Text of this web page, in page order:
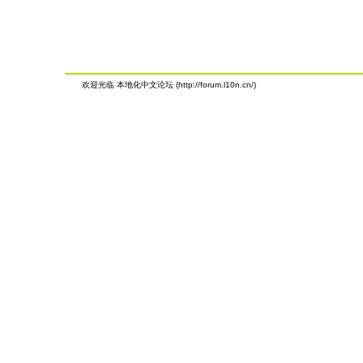
欢迎光临 本地化中文论坛 (http://forum.l10n.cn/)